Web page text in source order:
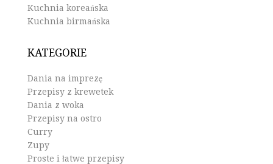
Kuchnia koreańska
Kuchnia birmańska
KATEGORIE
Dania na imprezę
Przepisy z krewetek
Dania z woka
Przepisy na ostro
Curry
Zupy
Proste i łatwe przepisy